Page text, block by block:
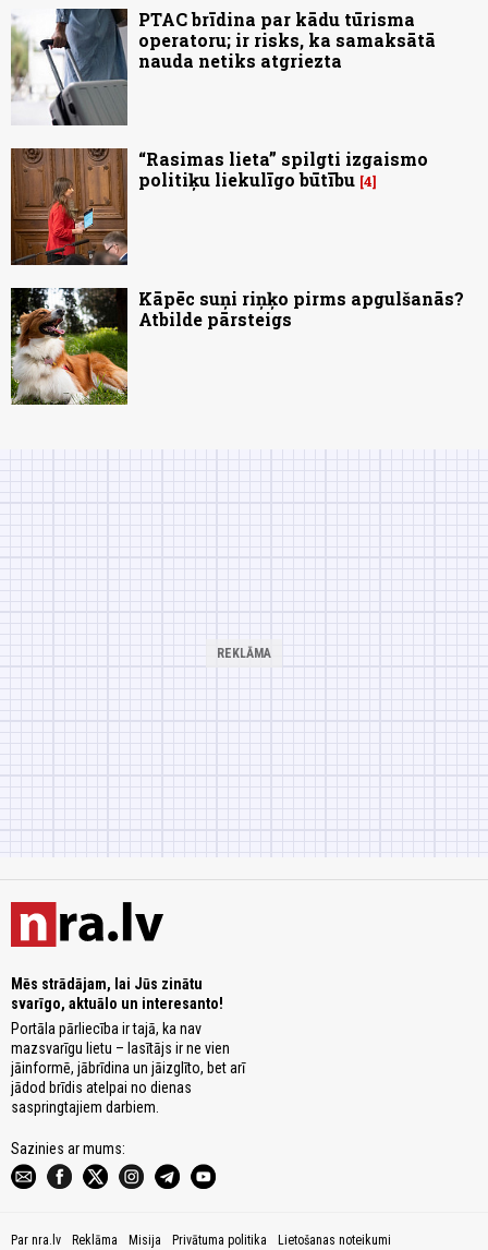
PTAC brīdina par kādu tūrisma
operatoru; ir risks, ka samaksātā
nauda netiks atgriezta
“Rasimas lieta” spilgti izgaismo
politiķu liekulīgo būtību 4
Kāpēc suņi riņķo pirms apgulšanās?
Atbilde pārsteigs
Mēs strādājam, lai Jūs zinātu
svarīgo, aktuālo un interesanto!
Portāla pārliecība ir tajā, ka nav
mazsvarīgu lietu – lasītājs ir ne vien
jāinformē, jābrīdina un jāizglīto, bet arī
jādod brīdis atelpai no dienas
saspringtajiem darbiem.
Sazinies ar mums:
Par nra.lv Reklāma Misija Privātuma politika Lietošanas noteikumi